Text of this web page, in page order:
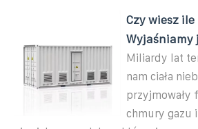
Czy wiesz
Wyjaśniamy
Miliardy lat
nam ciała
przyjmowały
chmury gazu